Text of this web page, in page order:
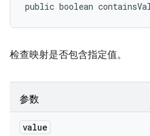
public boolean
检查映射是否包含指定值。
参数
value